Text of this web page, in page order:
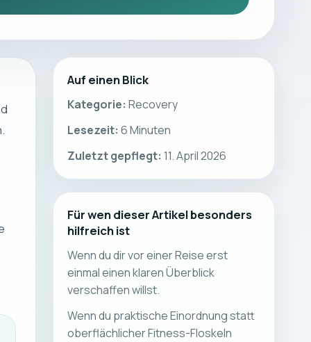
Auf einen Blick
Kategorie: Recovery
Lesezeit: 6Minuten
Zuletzt gepflegt: 11. April 2026
Für wen dieser Artikel besonders
hilfreich ist
Wenn du dir vor einer Reise erst
einmal einen klaren Überblick
verschaffen willst.
Wenn du praktische Einordnung statt
oberflächlicher Fitness-Floskeln